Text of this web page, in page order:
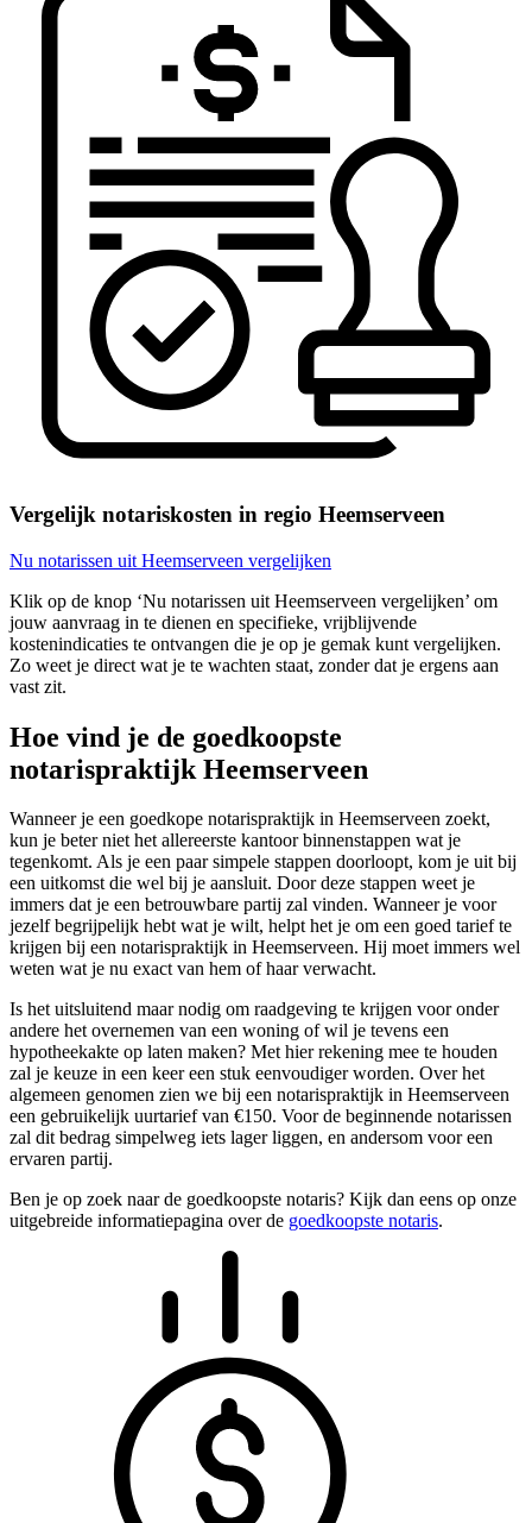
Vergelijk notariskosten in regio Heemserveen
Nu notarissen uit Heemserveen vergelijken
Klik op de knop ‘Nu notarissen uit Heemserveen vergelijken’ om
jouw aanvraag in te dienen en specifieke, vrijblijvende
kostenindicaties te ontvangen die je op je gemak kunt vergelijken.
Zo weet je direct wat je te wachten staat, zonder dat je ergens aan
vast zit.
Hoe vind je de goedkoopste
notarispraktijk Heemserveen
Wanneer je een goedkope notarispraktijk in Heemserveen zoekt,
kun je beter niet het allereerste kantoor binnenstappen wat je
tegenkomt. Als je een paar simpele stappen doorloopt, kom je uit bij
een uitkomst die wel bij je aansluit. Door deze stappen weet je
immers dat je een betrouwbare partij zal vinden. Wanneer je voor
jezelf begrijpelijk hebt wat je wilt, helpt het je om een goed tarief te
krijgen bij een notarispraktijk in Heemserveen. Hij moet immers wel
weten wat je nu exact van hem of haar verwacht.
Is het uitsluitend maar nodig om raadgeving te krijgen voor onder
andere het overnemen van een woning of wil je tevens een
hypotheekakte op laten maken? Met hier rekening mee te houden
zal je keuze in een keer een stuk eenvoudiger worden. Over het
algemeen genomen zien we bij een notarispraktijk in Heemserveen
een gebruikelijk uurtarief van €150. Voor de beginnende notarissen
zal dit bedrag simpelweg iets lager liggen, en andersom voor een
ervaren partij.
Ben je op zoek naar de goedkoopste notaris? Kijk dan eens op onze
uitgebreide informatiepagina over de goedkoopste notaris.